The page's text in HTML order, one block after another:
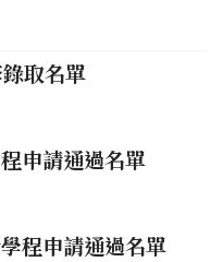
取名單
申請通過名單
程申請通過名單